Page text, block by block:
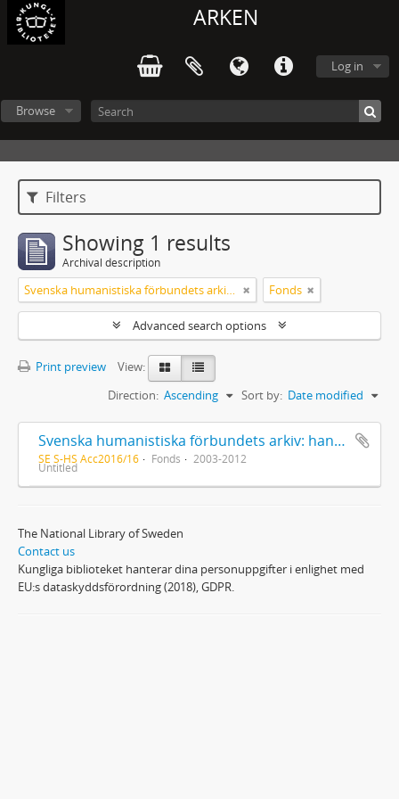
ARKEN
Log in
Browse
Filters
Showing 1 results
Archival description
Svenska humanistiska förbundets arkiv: handlingar 2003-2012 Fonds
Advanced search options
Print preview
View:
Sort by: Date modified
Direction: Ascending
Svenska humanistiska förbundets arkiv: handlingar 2003-2012
SE S-HS Acc2016/16 Fonds 2003-2012
Untitled
The National Library of Sweden
Contact us
Kungliga biblioteket hanterar dina personuppgifter i enlighet med
EU:s dataskyddsförordning (2018), GDPR.